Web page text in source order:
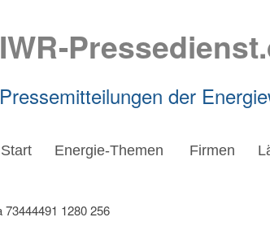
IWR-
Pressemitteilungen der
Start Energie-Themen Firmen